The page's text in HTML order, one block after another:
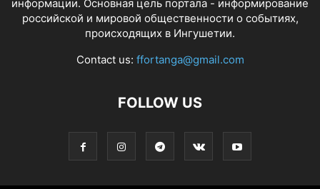
информации. Основная цель портала - информирование
российской и мировой общественности о событиях,
происходящих в Ингушетии.
Contact us: ffortanga@gmail.com
FOLLOW US